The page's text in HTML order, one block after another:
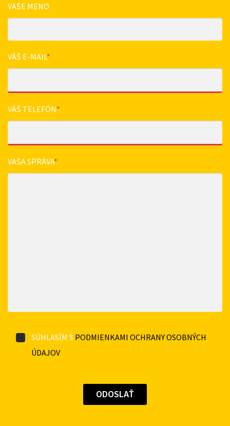
VAŠE MENO
VÁŠ E-MAIL*
VÁŠ TELEFÓN*
VAŠA SPRÁVA*
SÚHLASÍM S PODMIENKAMI OCHRANY OSOBNÝCH
ÚDAJOV